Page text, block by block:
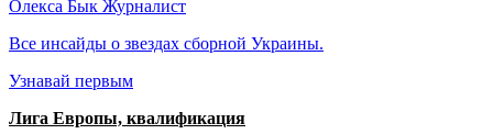
Олекса Бык Журналист
Все инсайды о звездах сборной Украины.
Узнавай первым
Лига Европы, квалификация